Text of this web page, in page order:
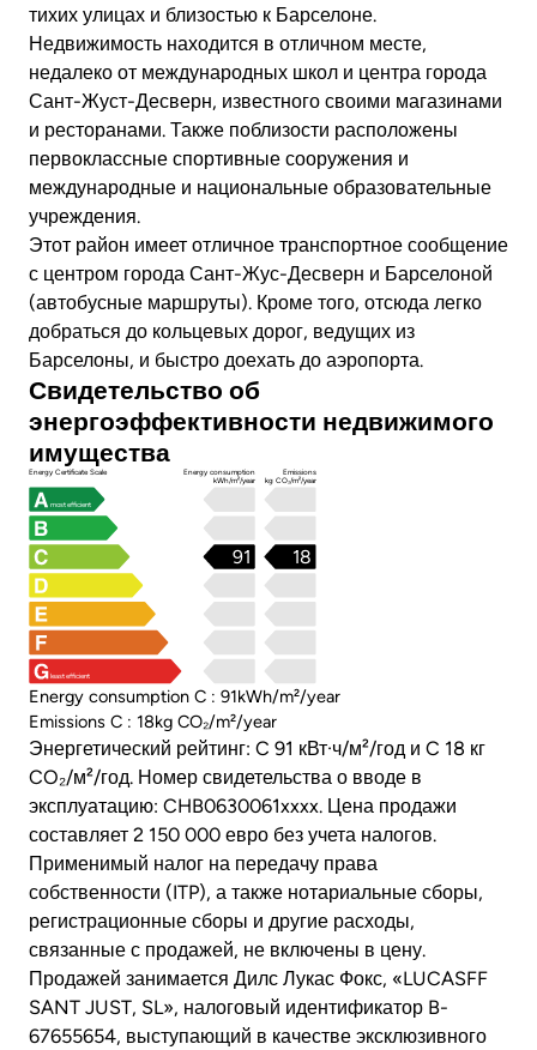
тихих улицах и близостью к Барселоне.
Недвижимость находится в отличном месте,
недалеко от международных школ и центра города
Сант-Жуст-Десверн, известного своими магазинами
и ресторанами. Также поблизости расположены
первоклассные спортивные сооружения и
международные и национальные образовательные
учреждения.
Этот район имеет отличное транспортное сообщение
с центром города Сант-Жус-Десверн и Барселоной
(автобусные маршруты). Кроме того, отсюда легко
добраться до кольцевых дорог, ведущих из
Барселоны, и быстро доехать до аэропорта.
Свидетельство об
энергоэффективности недвижимого
имущества
Energy Certificate Scale
Energy consumption
kWh/m²/year
Emissions
kg CO₂/m²/year
most efficient
least efficient
18
91
Energy consumption C : 91kWh/m²/year
Emissions C : 18kg CO₂/m²/year
Энергетический рейтинг: C 91 кВт·ч/м²/год и C 18 кг
CO₂/м²/год. Номер свидетельства о вводе в
эксплуатацию: CHB0630061xxxx. Цена продажи
составляет 2 150 000 евро без учета налогов.
Применимый налог на передачу права
собственности (ITP), а также нотариальные сборы,
регистрационные сборы и другие расходы,
связанные с продажей, не включены в цену.
Продажей занимается Дилс Лукас Фокс, «LUCASFF
SANT JUST, SL», налоговый идентификатор B-
67655654, выступающий в качестве эксклюзивного